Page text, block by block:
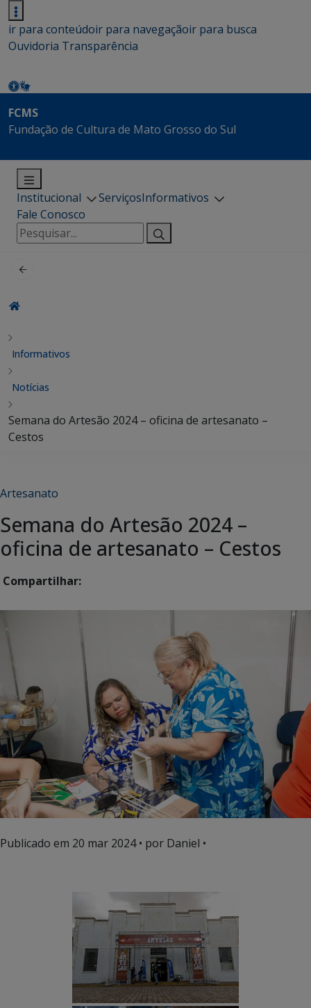
ir para conteúdoir para navegaçãoir para busca
Ouvidoria Transparência
FCMS
Fundação de Cultura de Mato Grosso do Sul
Institucional ServiçosInformativos
Fale Conosco
Pesquisar
por:
Informativos
Notícias
Semana do Artesão 2024 – oficina de artesanato –
Cestos
Artesanato
Semana do Artesão 2024 –
oficina de artesanato – Cestos
Compartilhar:
Publicado em 20 mar 2024• por Daniel •